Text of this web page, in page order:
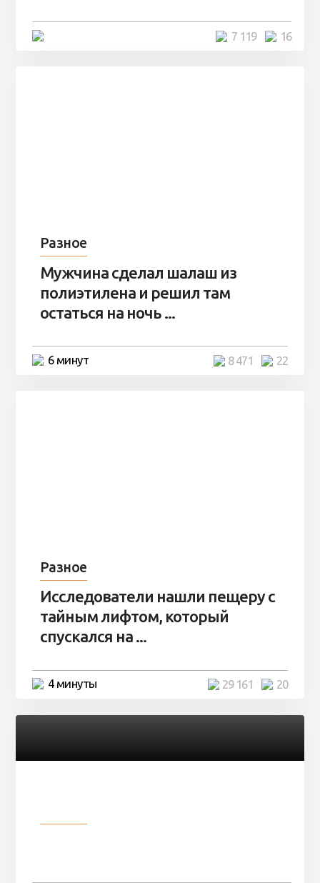
16
7 119
Разное
Мужчина сделал шалаш из
полиэтилена и решил там
остаться на ночь ...
6 минут 22
8 471
Разное
Исследователи нашли пещеру с
тайным лифтом, который
спускался на ...
4 минуты 20
29 161